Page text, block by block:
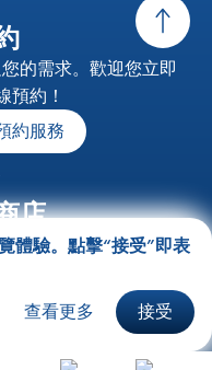
體驗。點擊“接受”即表
查看更多
接受
的需求。歡迎您立即
預約！
約服務
店
了預防、檢測和治療的
人達到最佳的健康狀